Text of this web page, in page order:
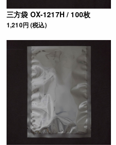
三方袋 OX-1217H / 100枚
1,210円 (税込)